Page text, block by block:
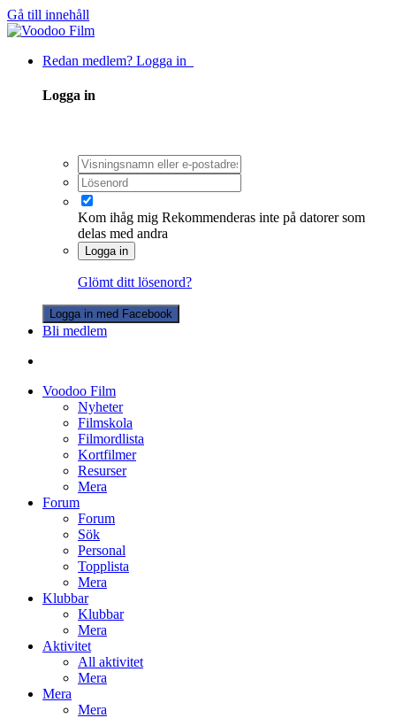
Gå till innehåll
Redan medlem? Logga in
Logga in
Kom ihåg mig Rekommenderas inte på datorer som
delas med andra
Logga in
Glömt ditt lösenord?
Logga in med Facebook
Bli medlem
Voodoo Film
Nyheter
Filmskola
Filmordlista
Kortfilmer
Resurser
Mera
Forum
Forum
Sök
Personal
Topplista
Mera
Klubbar
Klubbar
Mera
Aktivitet
All aktivitet
Mera
Mera
Mera